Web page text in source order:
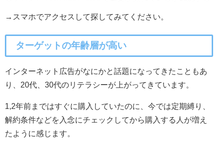
→スマホでアクセスして探してみてください。
ターゲットの年齢層が高い
インターネット広告がなにかと話題になってきたこともあ
り、20代、30代のリテラシーが上がってきています。
1,2年前まではすぐに購入していたのに、今では定期縛り、
解約条件などを入念にチェックしてから購入する人が増え
たように感じます。